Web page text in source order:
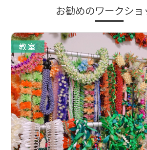
お勧めのワークショ
教室